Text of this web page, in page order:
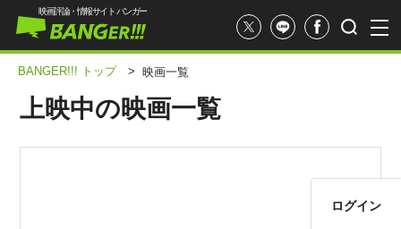
映画評論・情報サイト バンガー
ログイン
BANGER!!! トップ > 映画一覧
上映中の映画一覧